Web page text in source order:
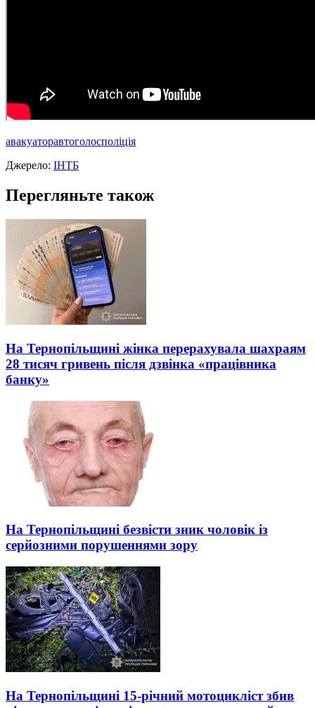
авакуаторавтоголосполіція
Джерело: ІНТБ
Перегляньте також
На Тернопільщині жінка перерахувала шахраям
28 тисяч гривень після дзвінка «працівника
банку»
На Тернопільщині безвісти зник чоловік із
серйозними порушеннями зору
На Тернопільщині 15-річний мотоцикліст збив